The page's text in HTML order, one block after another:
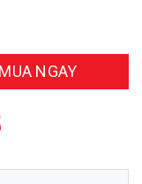
MUA NGAY